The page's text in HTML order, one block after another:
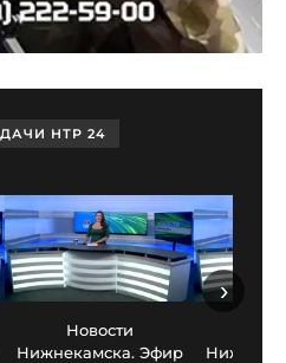
НТР 24
Новости
Нижнекамска. Эфир
›